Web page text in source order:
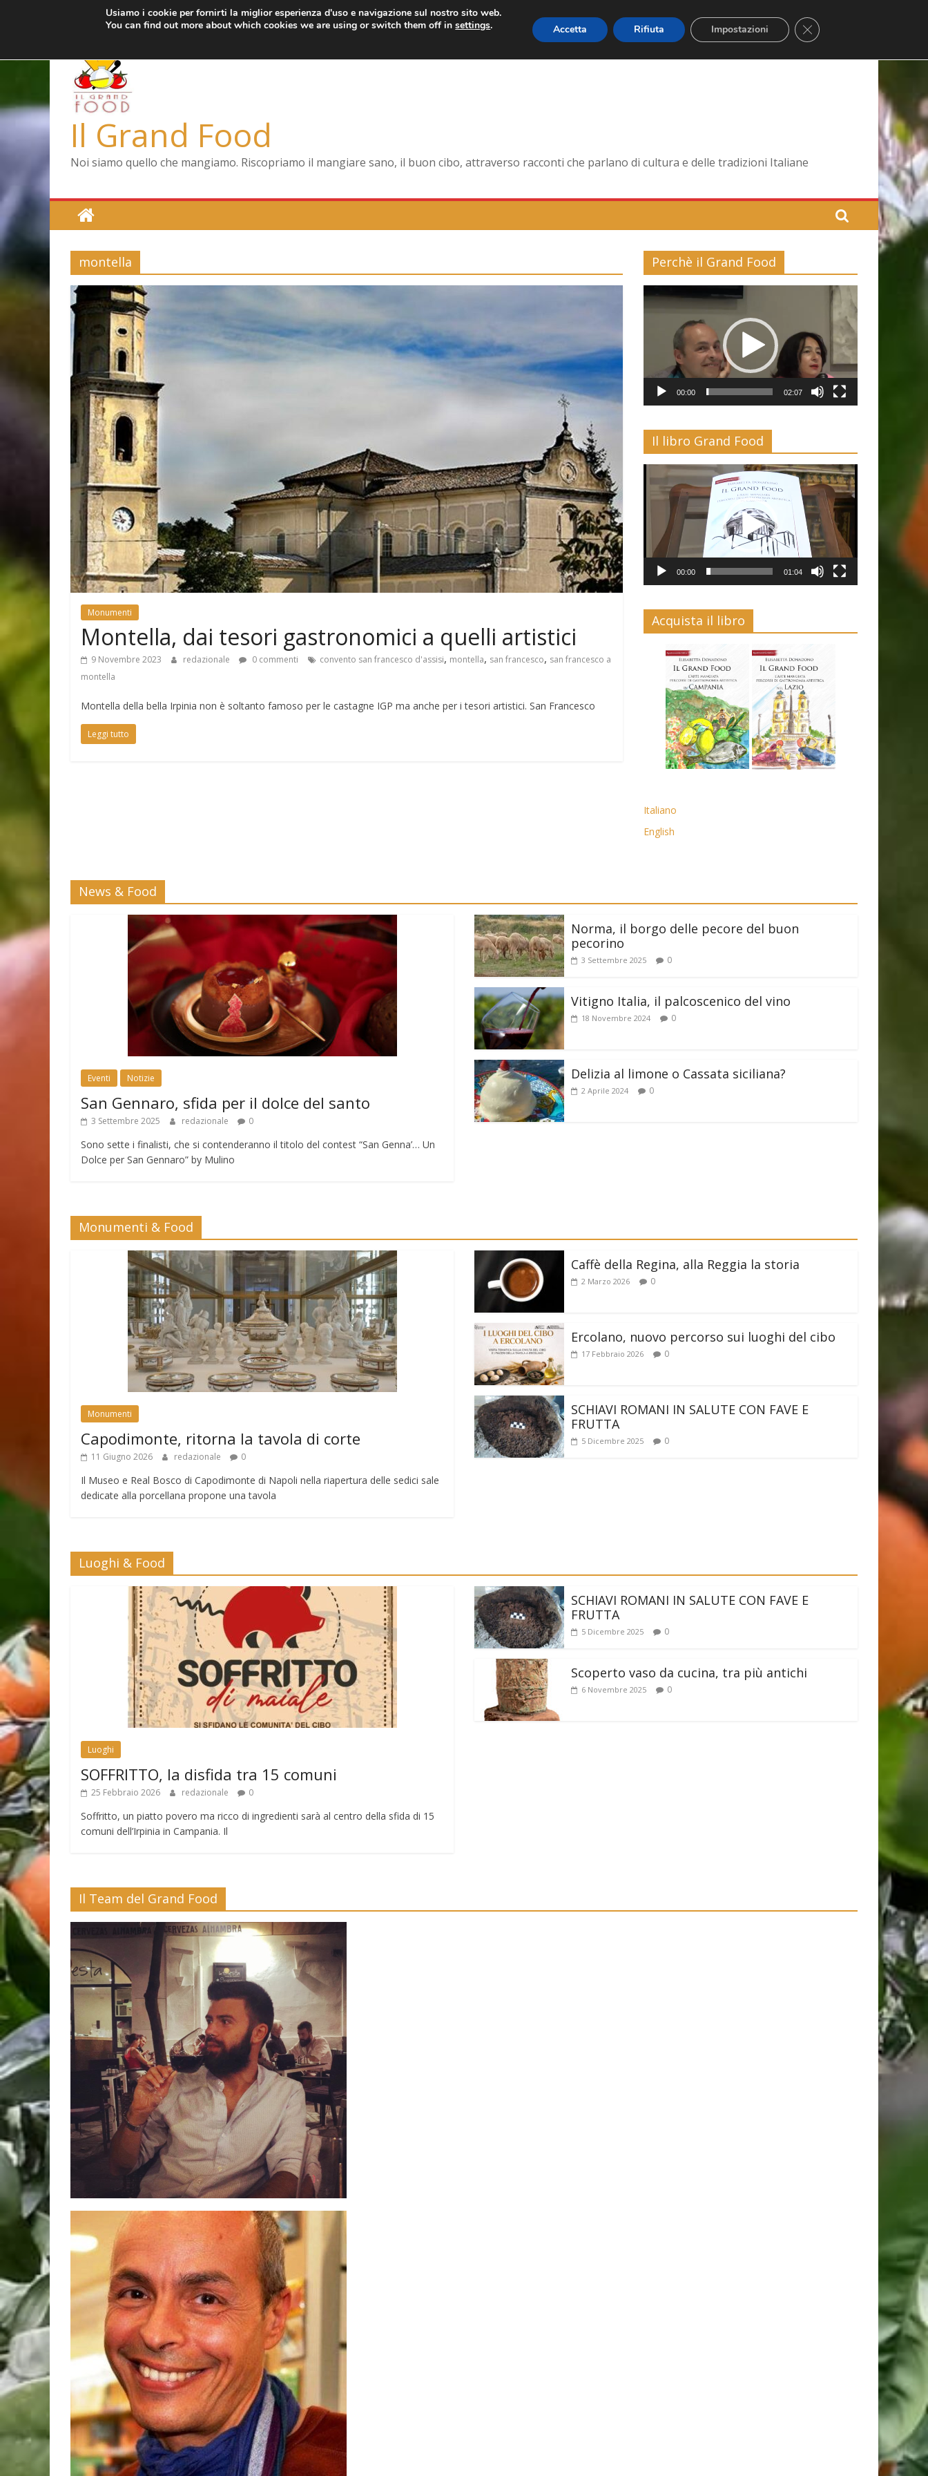
giovedì, Agosto 6, 2026 Ultimo: Pizza a Corte
Menopausa, una forma smagliante senza età
Il Grand Food
Noi siamo quello che mangiamo. Riscopriamo il mangiare sano, il buon cibo, attraverso racconti che parlano di cultura e delle tradizioni Italiane
montella
Monumenti
Montella, dai tesori gastronomici a quelli artistici
9 Novembre 2023 redazionale 0 commenti convento san francesco d'assisi, montella, san francesco, san francesco a
montella
Montella della bella Irpinia non è soltanto famoso per le castagne IGP ma anche per i tesori artistici. San Francesco
Leggi tutto
Perchè il Grand Food
Video
Player
00:00 02:07
Il libro Grand Food
Player
00:00 01:04
Acquista il libro
Italiano
English
News & Food
Eventi Notizie
San Gennaro, sfida per il dolce del santo
3 Settembre 2025 redazionale 0
Sono sette i finalisti, che si contenderanno il titolo del contest “San Genna’… Un
Dolce per San Gennaro” by Mulino
Norma, il borgo delle pecore del buon
pecorino
3 Settembre 2025 0
Vitigno Italia, il palcoscenico del vino
18 Novembre 2024 0
Delizia al limone o Cassata siciliana?
2 Aprile 2024 0
Monumenti & Food
Monumenti
Capodimonte, ritorna la tavola di corte
11 Giugno 2026 redazionale 0
Il Museo e Real Bosco di Capodimonte di Napoli nella riapertura delle sedici sale
dedicate alla porcellana propone una tavola
Caffè della Regina, alla Reggia la storia
2 Marzo 2026 0
Ercolano, nuovo percorso sui luoghi del cibo
17 Febbraio 2026 0
SCHIAVI ROMANI IN SALUTE CON FAVE E
FRUTTA
5 Dicembre 2025 0
Luoghi & Food
Luoghi
SOFFRITTO, la disfida tra 15 comuni
25 Febbraio 2026 redazionale 0
Soffritto, un piatto povero ma ricco di ingredienti sarà al centro della sfida di 15
comuni dell’Irpinia in Campania. Il
SCHIAVI ROMANI IN SALUTE CON FAVE E
FRUTTA
5 Dicembre 2025 0
Scoperto vaso da cucina, tra più antichi
6 Novembre 2025 0
Il Team del Grand Food
Usiamo i cookie per fornirti la miglior esperienza d'uso e navigazione sul nostro sito web.
You can find out more about which cookies we are using or switch them off insettings. Accetta Rifiuta Impostazioni Close GDPR Cookie Banner